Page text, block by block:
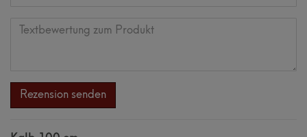
zum
Produkt
Rezension senden